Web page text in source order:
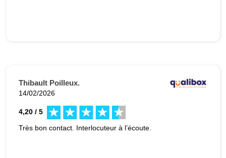
Thibault Poilleux.
14/02/2026
4,20 / 5
Très bon contact. Interlocuteur à l’écoute.